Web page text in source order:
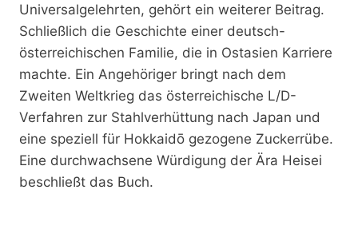
Universalgelehrten, gehört ein weiterer Beitrag.
Schließlich die Geschichte einer deutsch-
österreichischen Familie, die in Ostasien Karriere
machte. Ein Angehöriger bringt nach dem
Zweiten Weltkrieg das österreichische L/D-
Verfahren zur Stahlverhüttung nach Japan und
eine speziell für Hokkaidō gezogene Zuckerrübe.
Eine durchwachsene Würdigung der Ära Heisei
beschließt das Buch.